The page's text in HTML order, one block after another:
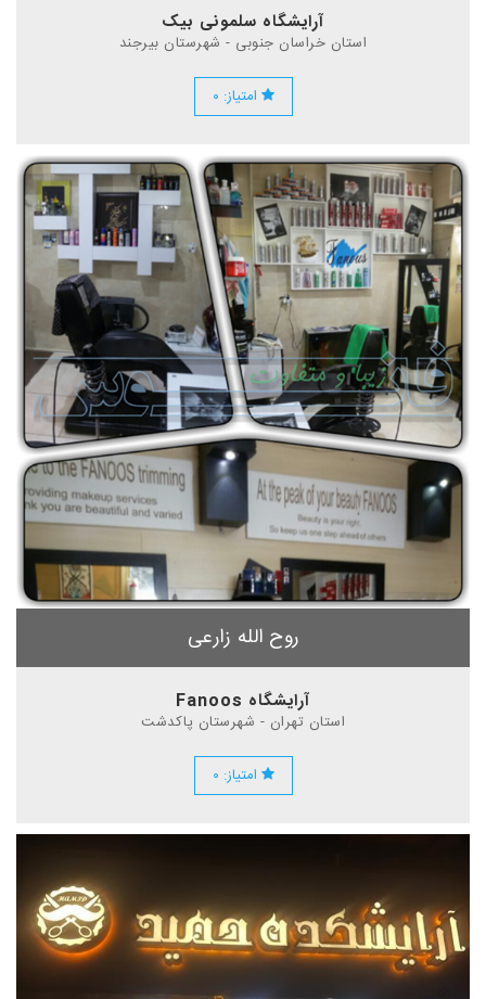
آرایشگاه سلمونی بیک
استان خراسان جنوبی - شهرستان بیرجند
امتیاز: ۰
روح الله زارعی
آرایشگاه Fanoos
استان تهران - شهرستان پاکدشت
امتیاز: ۰